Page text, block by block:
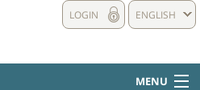
ENGLISH
LOGIN
MENU